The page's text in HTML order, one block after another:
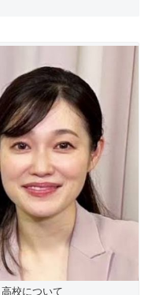
校について